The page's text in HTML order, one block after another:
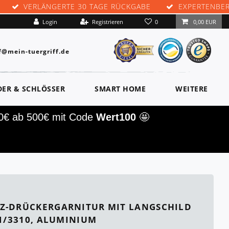
VERLÄNGERTE 30 TAGE RÜCKGABE
Login Registrieren 0 0,00 EUR
tuergriff.de
& SCHLÖSSER SMART HOME WEITERE
ab 500€ mit Code Wert100🤩
DRÜCKERGARNITUR MIT LANGSCHILD
3310, ALUMINIUM